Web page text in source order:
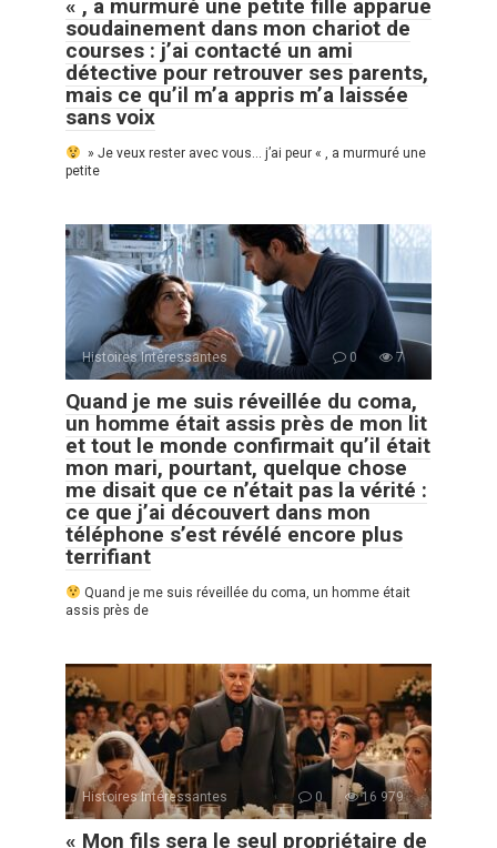
« , a murmuré une petite fille apparue
soudainement dans mon chariot de
courses : j’ai contacté un ami
détective pour retrouver ses parents,
mais ce qu’il m’a appris m’a laissée
sans voix
» Je veux rester avec vous… j’ai peur « , a murmuré une
petite
Histoires Intéressantes 0 7
Quand je me suis réveillée du coma,
un homme était assis près de mon lit
et tout le monde confirmait qu’il était
mon mari, pourtant, quelque chose
me disait que ce n’était pas la vérité :
ce que j’ai découvert dans mon
téléphone s’est révélé encore plus
terrifiant
Quand je me suis réveillée du coma, un homme était
assis près de
Histoires Intéressantes 0 16 979
« Mon fils sera le seul propriétaire de